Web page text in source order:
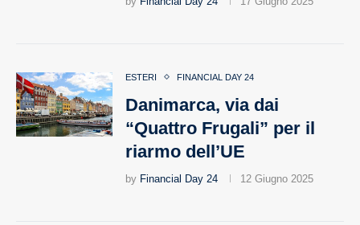
ESTERI FINANCIAL DAY 24
Danimarca, via dai
“Quattro Frugali” per il
riarmo dell’UE
by Financial Day 24 12 Giugno 2025